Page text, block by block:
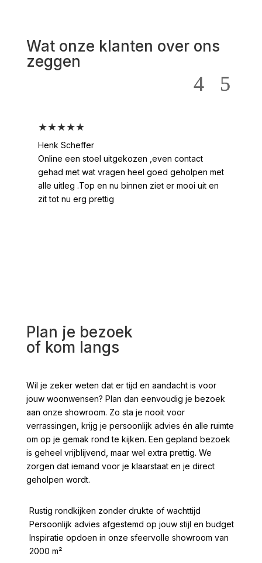
Wat onze klanten over ons
zeggen
★★★★★
Henk Scheffer
Online een stoel uitgekozen ,even contact
gehad met wat vragen heel goed geholpen met
alle uitleg .Top en nu binnen ziet er mooi uit en
zit tot nu erg prettig
Plan je bezoek
of kom langs
Wil je zeker weten dat er tijd en aandacht is voor
jouw woonwensen? Plan dan eenvoudig je bezoek
aan onze showroom. Zo sta je nooit voor
verrassingen, krijg je persoonlijk advies én alle ruimte
om op je gemak rond te kijken. Een gepland bezoek
is geheel vrijblijvend, maar wel extra prettig. We
zorgen dat iemand voor je klaarstaat en je direct
geholpen wordt.
Rustig rondkijken zonder drukte of wachttijd
Persoonlijk advies afgestemd op jouw stijl en budget
Inspiratie opdoen in onze sfeervolle showroom van
2000 m²